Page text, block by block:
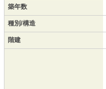
築年数
種別/構造
階建